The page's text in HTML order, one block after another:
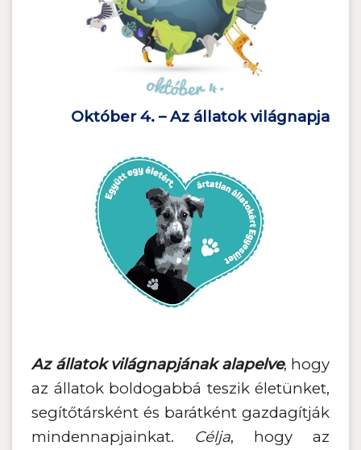
Október 4. – Az állatok világnapja
Az állatok világnapjának alapelve, hogy
az állatok boldogabbá teszik életünket,
segítőtársként és barátként gazdagítják
mindennapjainkat. Célja, hogy az